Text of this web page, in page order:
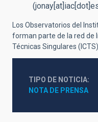
Los Observatorios del
forman parte de la red de
Técnicas Singulares
TIPO DE NOTICIA
NOTA DE PRENSA